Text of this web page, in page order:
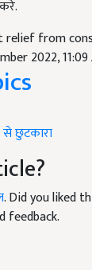
relief from
2022,
. Did you liked
feedback.